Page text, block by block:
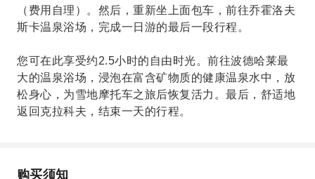
（费用自理）。然后，重新坐上面包车，前往乔霍洛夫
斯卡温泉浴场，完成一日游的最后一段行程。
您可在此享受约2.5小时的自由时光。前往波德哈莱最
大的温泉浴场，浸泡在富含矿物质的健康温泉水中，放
松身心，为雪地摩托车之旅后恢复活力。最后，舒适地
返回克拉科夫，结束一天的行程。
购买须知